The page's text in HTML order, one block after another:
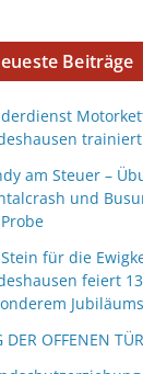
Beiträge
am Steuer –
und
für die
feiert
DER OFFENEN